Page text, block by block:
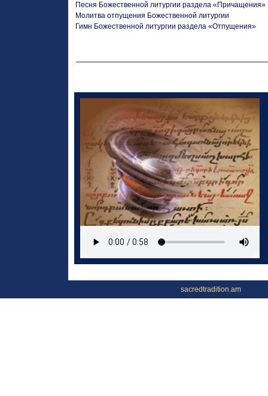
Песня Божественной литургии раздела «Причащения»
Молитва отпущения Божественной литургии
Гимн Божественной литургии раздела «Отпущения»
sacredtradition.am